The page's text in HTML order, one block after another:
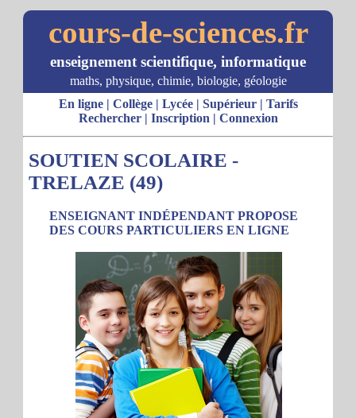
cours-de-sciences.fr
enseignement scientifique, informatique
maths, physique, chimie, biologie, géologie
En ligne| Collège| Lycée| Supérieur| Tarifs
Rechercher| Inscription | Connexion
SOUTIEN SCOLAIRE -
TRELAZE (49)
ENSEIGNANT INDÉPENDANT PROPOSE
DES COURS PARTICULIERS EN LIGNE